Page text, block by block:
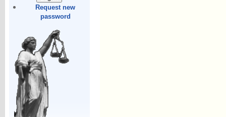
Request new
password